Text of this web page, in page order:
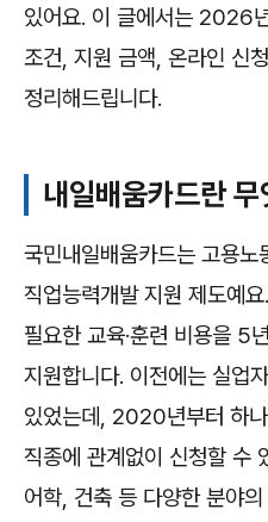
있어요. 이 글에서는 2026
조건, 지원 금액, 온라인 신
정리해드립니다.
내일배움카드란
국민내일배움카드는 고용노
직업능력개발 지원 제도예
필요한 교육·훈련 비용을
지원합니다. 이전에는 실업
있었는데, 2020년부터 하
직종에 관계없이 신청할 수
어학, 건축 등 다양한 분야